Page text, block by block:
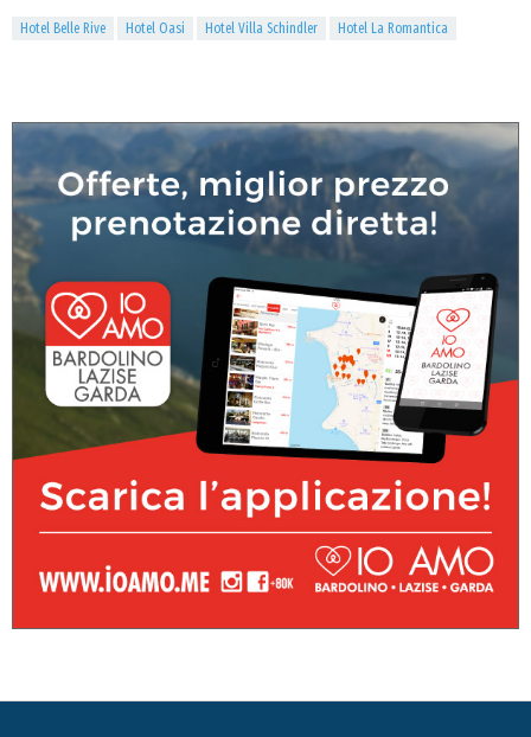
Hotel Belle Rive Hotel Oasi Hotel Villa Schindler Hotel La Romantica